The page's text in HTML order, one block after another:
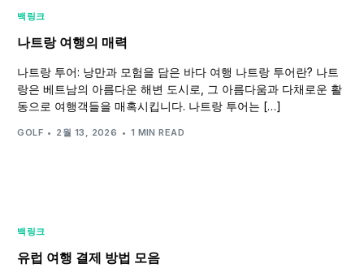
백링크
나트랑 여행의 매력
나트랑 투어: 낭만과 모험을 담은 바다 여행 나트랑 투어란? 나트
랑은 베트남의 아름다운 해변 도시로, 그 아름다움과 다채로운 활
동으로 여행객들을 매혹시킵니다. 나트랑 투어는 […]
GOLF 2월 13, 2026 1 MIN READ
백링크
유럽 여행 결제 방법 모음